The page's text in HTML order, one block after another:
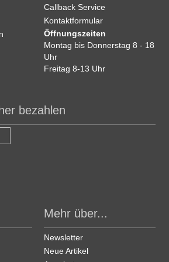
Callback Service
Kontaktformular
Öffnungszeiten
Montag bis Donnerstag 8 - 18
Uhr
Freitag 8-13 Uhr
bezahlen
Mehr über...
Newsletter
Neue Artikel